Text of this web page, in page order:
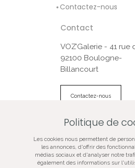
Contactez-nous
Contact
VOZ’Galerie - 41 rue
92100 Boulogne-
Billancourt
Contactez-nous
VOZ‘Galerie
VOZ‘Image
Politique de
Les cookies nous permettent de
les annonces, d'offrir des
médias sociaux et d'analyser notre
également des informations sur